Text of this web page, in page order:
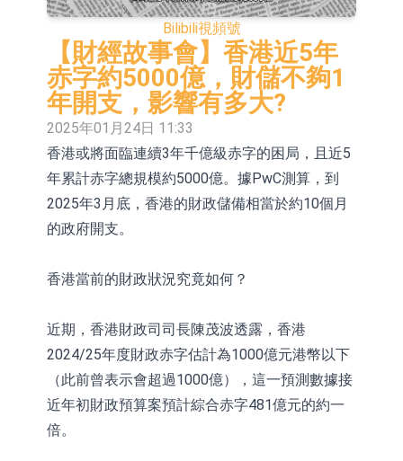
依米康：海外交付以東南亞、中東市
場為主 並已取得歐美相關認證
上交所：財通多策略福鑫定期開放靈
活配置混合型發起式證券投資基金臨
時停牌
上交所：景順長城全球半導體芯片產
業股票型證券投資基金臨時停牌
【異動股】港股跌幅榜前十，卡森國
際(00496.HK)跌22.40%，九福來
(08611.HK)跌21.01%
【異動股】港股漲幅榜前十，拿森科
技(02261.HK)漲+75.05%，辰興發展
神火股份：新疆神火鋁水轉化率已
Bilibili視頻號
【財經故事會】香港近5年
赤字約5000億，財儲不夠1
年開支，影響有多大?
2025年01月24日 11:33
香港或將面臨連續3年千億級赤字的困局，且近5
年累計赤字總規模約5000億。據PwC測算，到
2025年3月底，香港的財政儲備相當於約10個月
的政府開支。
香港當前的財政狀況究竟如何？
近期，香港財政司司長陳茂波透露，香港
2024/25年度財政赤字估計為1000億元港幣以下
（此前曾表示會超過1000億），這一預測數據接
近年初財政預算案預計綜合赤字481億元的約一
倍。